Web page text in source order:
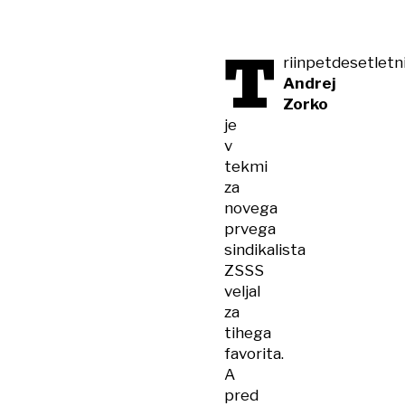
T Andrej
Zorko
je
v
tekmi
za
novega
prvega
sindikalista
ZSSS
veljal
za
tihega
favorita.
A
pred